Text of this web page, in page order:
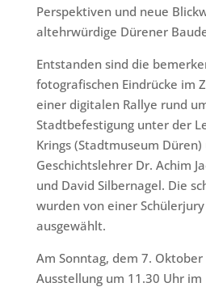
Perspektiven und neue
altehrwürdige Dürener
Entstanden sind die
fotografischen Eindrücke im
einer digitalen Rallye rund
Stadtbefestigung unter der
Krings (Stadtmuseum Düren)
Geschichtslehrer Dr. Achim
und David Silbernagel. Die
wurden von einer
ausgewählt.
Am Sonntag, dem 7.
Ausstellung um 11.30 Uhr im